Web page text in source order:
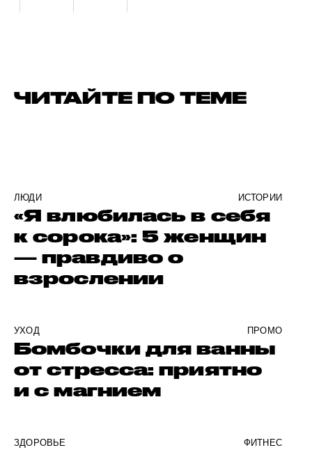
ЧИТАЙТЕ ПО ТЕМЕ
ЛЮДИ ИСТОРИИ
«Я влюбилась в себя
к сорока»: 5 женщин
— правдиво о
взрослении
УХОД ПРОМО
Бомбочки для ванны
от стресса: приятно
и с магнием
ЗДОРОВЬЕ ФИТНЕС